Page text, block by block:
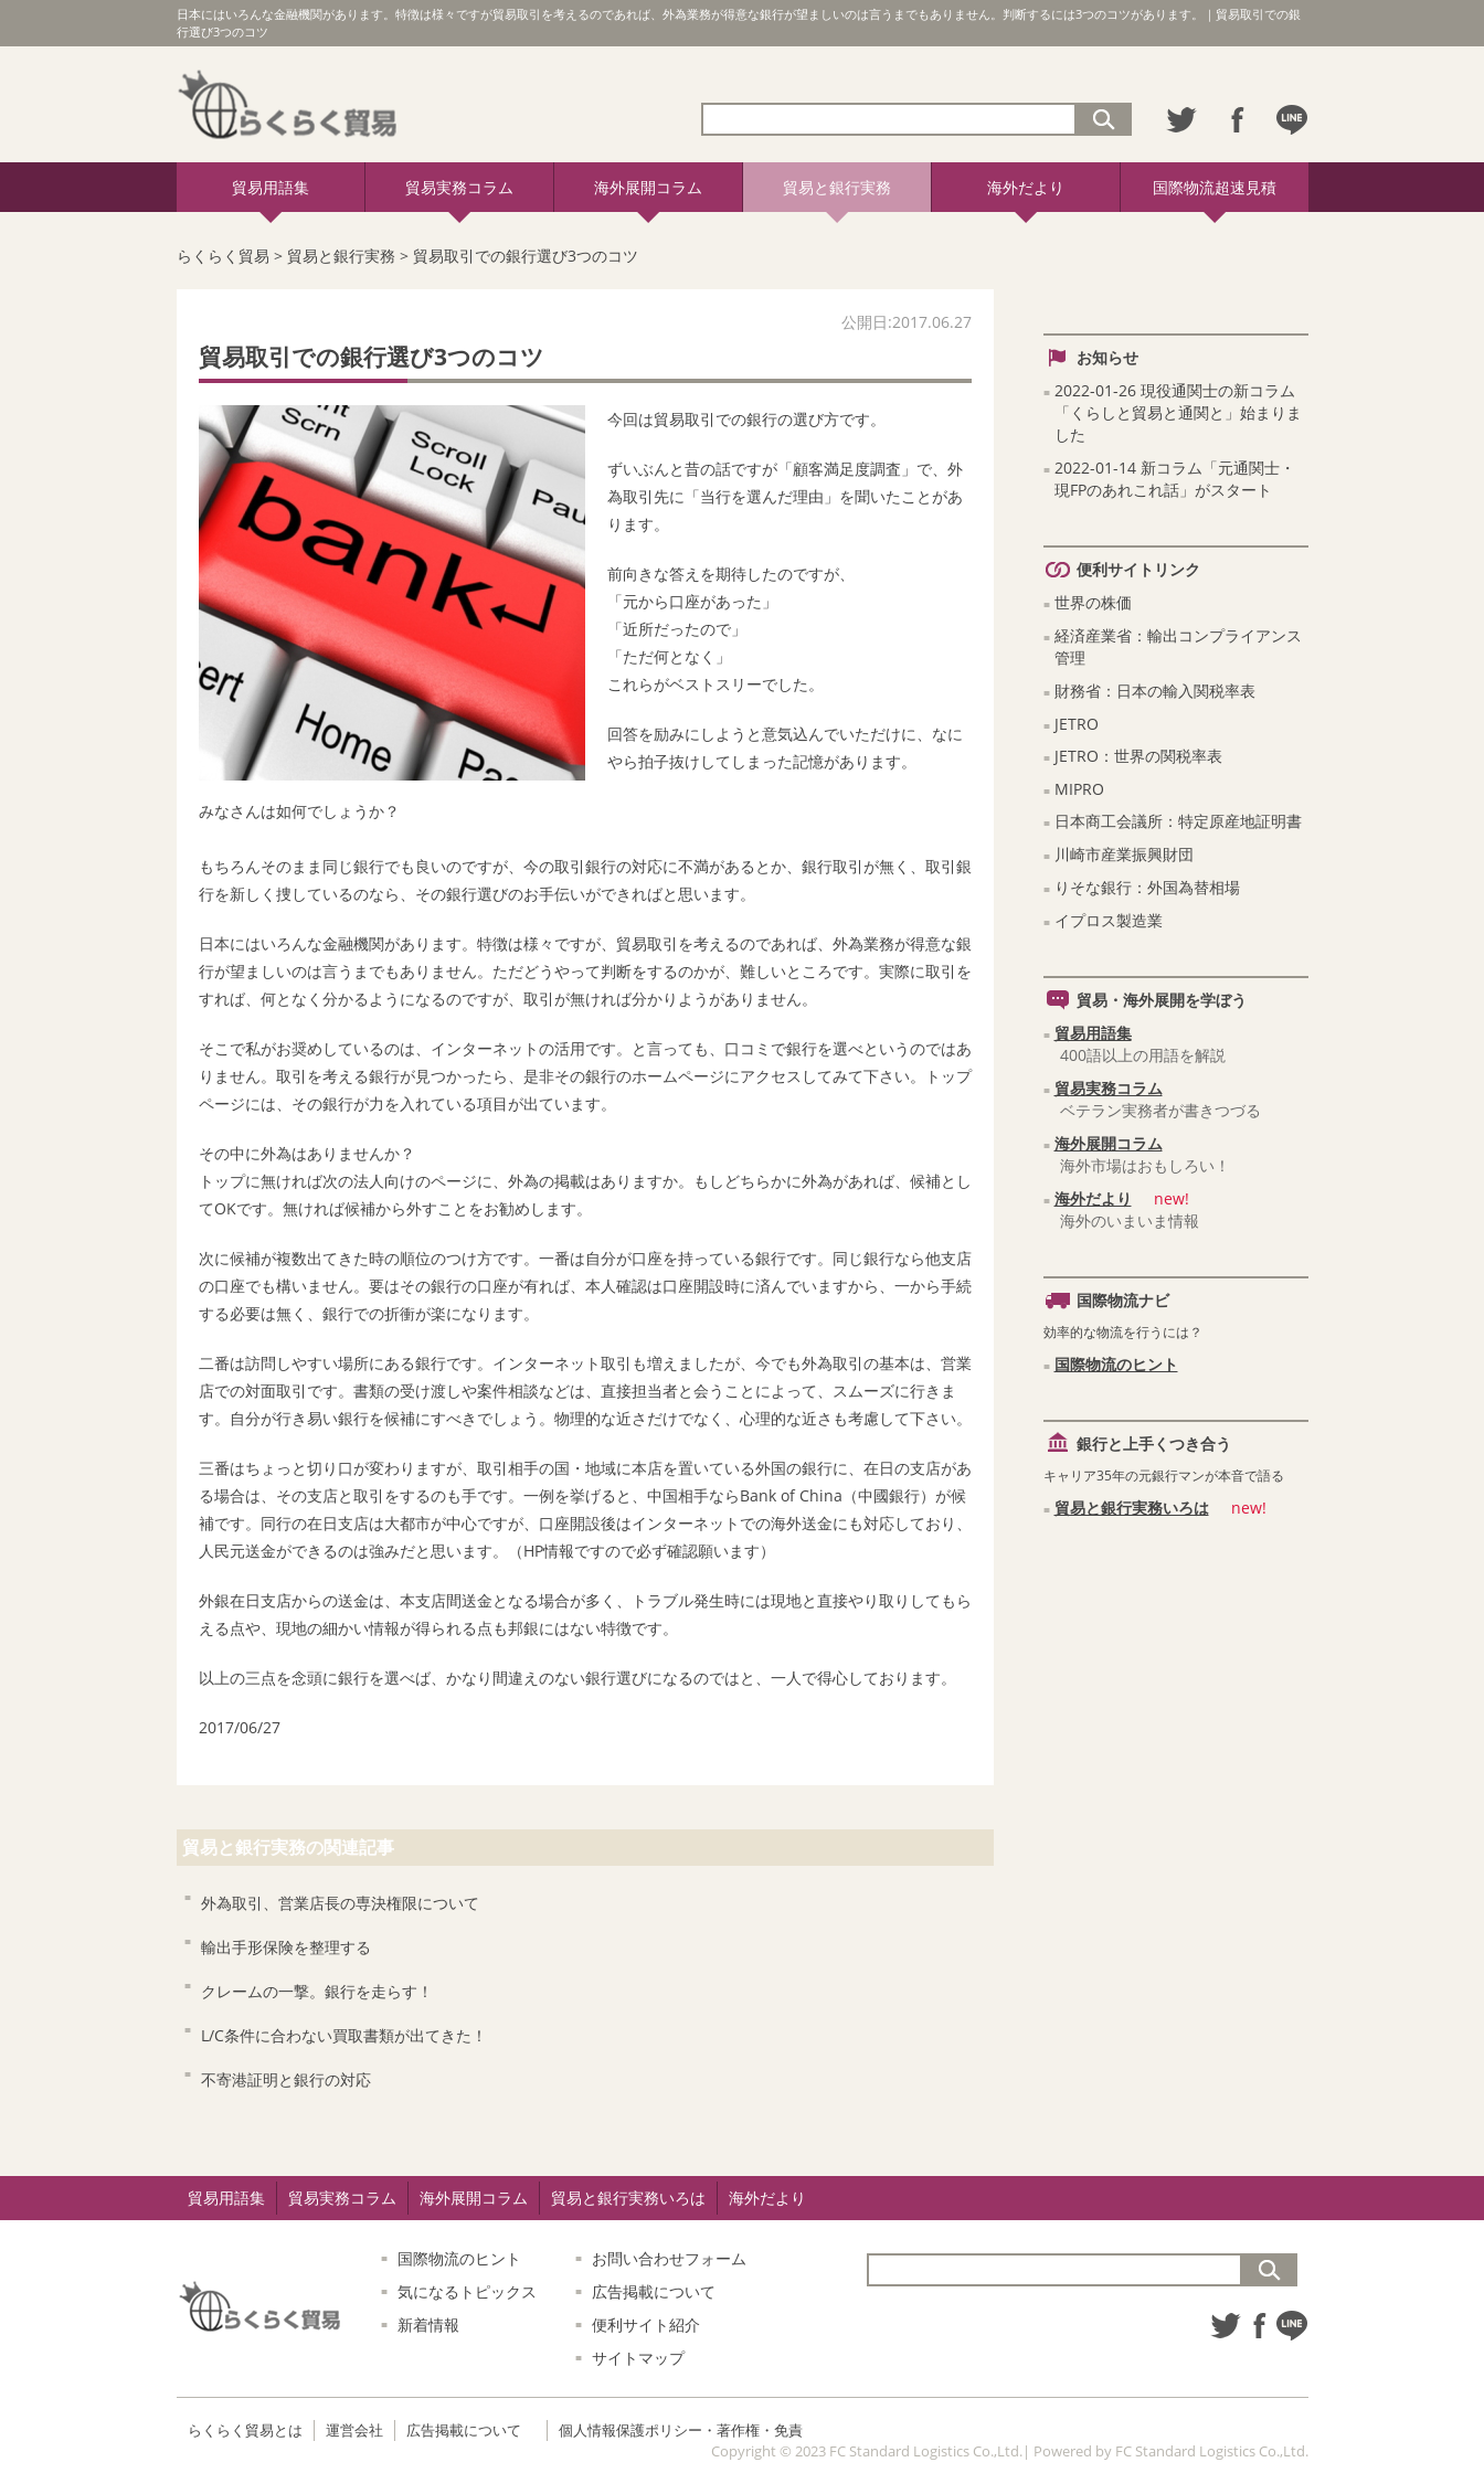
日本にはいろんな金融機関があります。特徴は様々ですが貿易取引を考えるのであれば、外為業務が得意な銀行が望ましいのは言うまでもありません。判断するには3つのコツがあります。｜貿易取引での銀
行選び3つのコツ
貿易用語集 貿易実務コラム 海外展開コラム 貿易と銀行実務 海外だより 国際物流超速見積
らくらく貿易 > 貿易と銀行実務 > 貿易取引での銀行選び3つのコツ
公開日:2017.06.27
貿易取引での銀行選び3つのコツ
今回は貿易取引での銀行の選び方です。
ずいぶんと昔の話ですが「顧客満足度調査」で、外
為取引先に「当行を選んだ理由」を聞いたことがあ
ります。
前向きな答えを期待したのですが、
「元から口座があった」
「近所だったので」
「ただ何となく」
これらがベストスリーでした。
回答を励みにしようと意気込んでいただけに、なに
やら拍子抜けしてしまった記憶があります。
みなさんは如何でしょうか？
もちろんそのまま同じ銀行でも良いのですが、今の取引銀行の対応に不満があるとか、銀行取引が無く、取引銀
行を新しく捜しているのなら、その銀行選びのお手伝いができればと思います。
日本にはいろんな金融機関があります。特徴は様々ですが、貿易取引を考えるのであれば、外為業務が得意な銀
行が望ましいのは言うまでもありません。ただどうやって判断をするのかが、難しいところです。実際に取引を
すれば、何となく分かるようになるのですが、取引が無ければ分かりようがありません。
そこで私がお奨めしているのは、インターネットの活用です。と言っても、口コミで銀行を選べというのではあ
りません。取引を考える銀行が見つかったら、是非その銀行のホームページにアクセスしてみて下さい。トップ
ページには、その銀行が力を入れている項目が出ています。
その中に外為はありませんか？
トップに無ければ次の法人向けのページに、外為の掲載はありますか。もしどちらかに外為があれば、候補とし
てOKです。無ければ候補から外すことをお勧めします。
次に候補が複数出てきた時の順位のつけ方です。一番は自分が口座を持っている銀行です。同じ銀行なら他支店
の口座でも構いません。要はその銀行の口座が有れば、本人確認は口座開設時に済んでいますから、一から手続
する必要は無く、銀行での折衝が楽になります。
二番は訪問しやすい場所にある銀行です。インターネット取引も増えましたが、今でも外為取引の基本は、営業
店での対面取引です。書類の受け渡しや案件相談などは、直接担当者と会うことによって、スムーズに行きま
す。自分が行き易い銀行を候補にすべきでしょう。物理的な近さだけでなく、心理的な近さも考慮して下さい。
三番はちょっと切り口が変わりますが、取引相手の国・地域に本店を置いている外国の銀行に、在日の支店があ
る場合は、その支店と取引をするのも手です。一例を挙げると、中国相手ならBank of China（中國銀行）が候
補です。同行の在日支店は大都市が中心ですが、口座開設後はインターネットでの海外送金にも対応しており、
人民元送金ができるのは強みだと思います。（HP情報ですので必ず確認願います）
外銀在日支店からの送金は、本支店間送金となる場合が多く、トラブル発生時には現地と直接やり取りしてもら
える点や、現地の細かい情報が得られる点も邦銀にはない特徴です。
以上の三点を念頭に銀行を選べば、かなり間違えのない銀行選びになるのではと、一人で得心しております。
2017/06/27
貿易と銀行実務の関連記事
外為取引、営業店長の専決権限について
輸出手形保険を整理する
クレームの一撃。銀行を走らす！
L/C条件に合わない買取書類が出てきた！
不寄港証明と銀行の対応
お知らせ
2022-01-26 現役通関士の新コラム
「くらしと貿易と通関と」始まりま
した
2022-01-14 新コラム「元通関士・
現FPのあれこれ話」がスタート
便利サイトリンク
世界の株価
経済産業省：輸出コンプライアンス
管理
財務省：日本の輸入関税率表
JETRO
JETRO：世界の関税率表
MIPRO
日本商工会議所：特定原産地証明書
川崎市産業振興財団
りそな銀行：外国為替相場
イプロス製造業
貿易・海外展開を学ぼう
貿易用語集
400語以上の用語を解説
貿易実務コラム
ベテラン実務者が書きつづる
海外展開コラム
海外市場はおもしろい！
海外だより
new!
海外のいまいま情報
国際物流ナビ
効率的な物流を行うには？
国際物流のヒント
銀行と上手くつき合う
キャリア35年の元銀行マンが本音で語る
貿易と銀行実務いろは new!
貿易用語集 貿易実務コラム 海外展開コラム 貿易と銀行実務いろは 海外だより
国際物流のヒント
気になるトピックス
新着情報
お問い合わせフォーム
広告掲載について
便利サイト紹介
サイトマップ
らくらく貿易とは 運営会社 広告掲載について
個人情報保護ポリシー・著作権・免責
Copyright © 2023 FC Standard Logistics Co.,Ltd.| Powered by FC Standard Logistics Co.,Ltd.